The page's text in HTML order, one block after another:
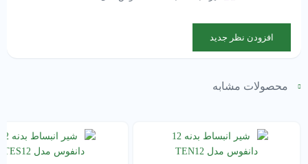
افزودن نظر جدید
محصولات مشابه